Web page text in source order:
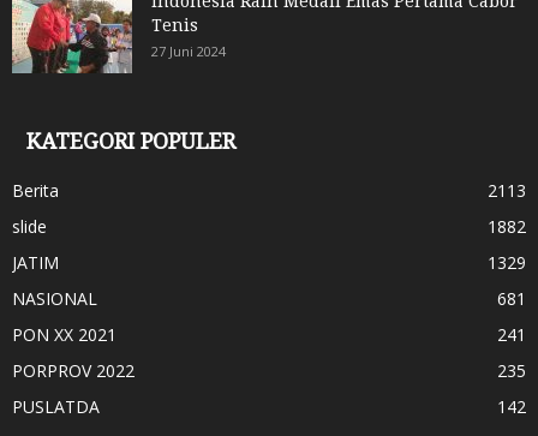
Tenis
27 Juni 2024
KATEGORI POPULER
Berita
2113
slide
1882
JATIM
1329
NASIONAL
681
PON XX 2021
241
PORPROV 2022
235
PUSLATDA
142